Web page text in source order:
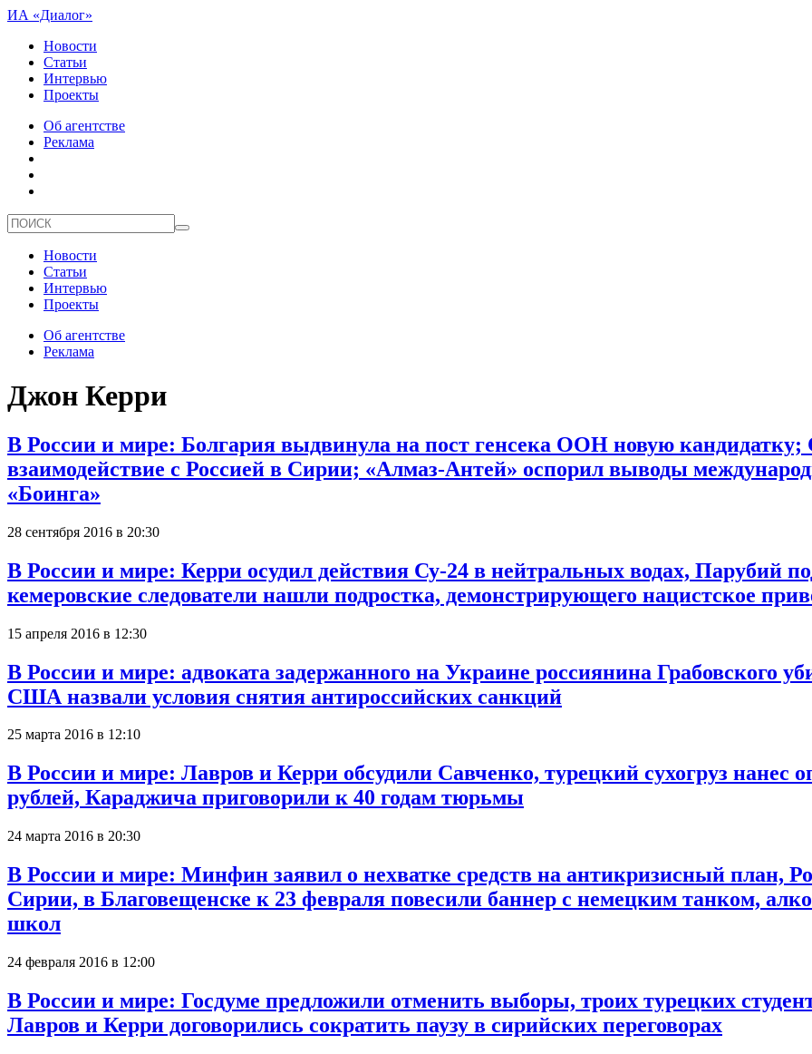
ИА «Диалог»
Новости
Статьи
Интервью
Проекты
Об агентстве
Реклама
Новости
Статьи
Интервью
Проекты
Об агентстве
Реклама
Джон Керри
В России и мире: Болгария выдвинула на пост генсека ООН новую
взаимодействие с Россией в Сирии; «Алмаз-Антей» оспорил выводы
«Боинга»
28 сентября 2016 в 20:30
В России и мире: Керри осудил действия Су-24 в нейтральных водах, Парубий
кемеровские следователи нашли подростка, демонстрирующего нацистское
15 апреля 2016 в 12:30
В России и мире: адвоката задержанного на Украине россиянина Грабовского
США назвали условия снятия антироссийских санкций
25 марта 2016 в 12:10
В России и мире: Лавров и Керри обсудили Савченко, турецкий сухогруз нанес
рублей, Караджича приговорили к 40 годам тюрьмы
24 марта 2016 в 20:30
В России и мире: Минфин заявил о нехватке средств на антикризисный план,
Сирии, в Благовещенске к 23 февраля повесили баннер с немецким танком,
школ
24 февраля 2016 в 12:00
В России и мире: Госдуме предложили отменить выборы, троих турецких
Лавров и Керри договорились сократить паузу в сирийских переговорах